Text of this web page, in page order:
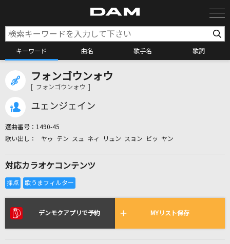
キーワード 曲名 歌手名 歌詞
カラオケ検索
リアルタイムで歌われている曲の一覧
フォンゴウンォウ
[ フォンゴウンォウ ]
ユェンジェイン
選曲番号： 1490-45
ヤゥ テン スュ ネィ リュン スョン ビッ ヤン
対応カラオケコンテンツ
デンモクアプリで予約 MYリスト保存